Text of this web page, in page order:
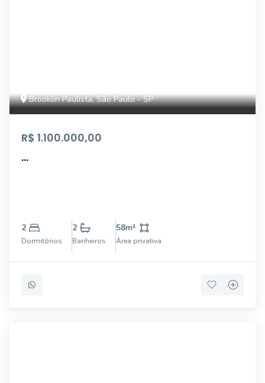
Brooklin Paulista, São Paulo - SP
R$ 1.100.000,00
...
2
Dormitórios
2
Banheiros
58m²
Área privativa